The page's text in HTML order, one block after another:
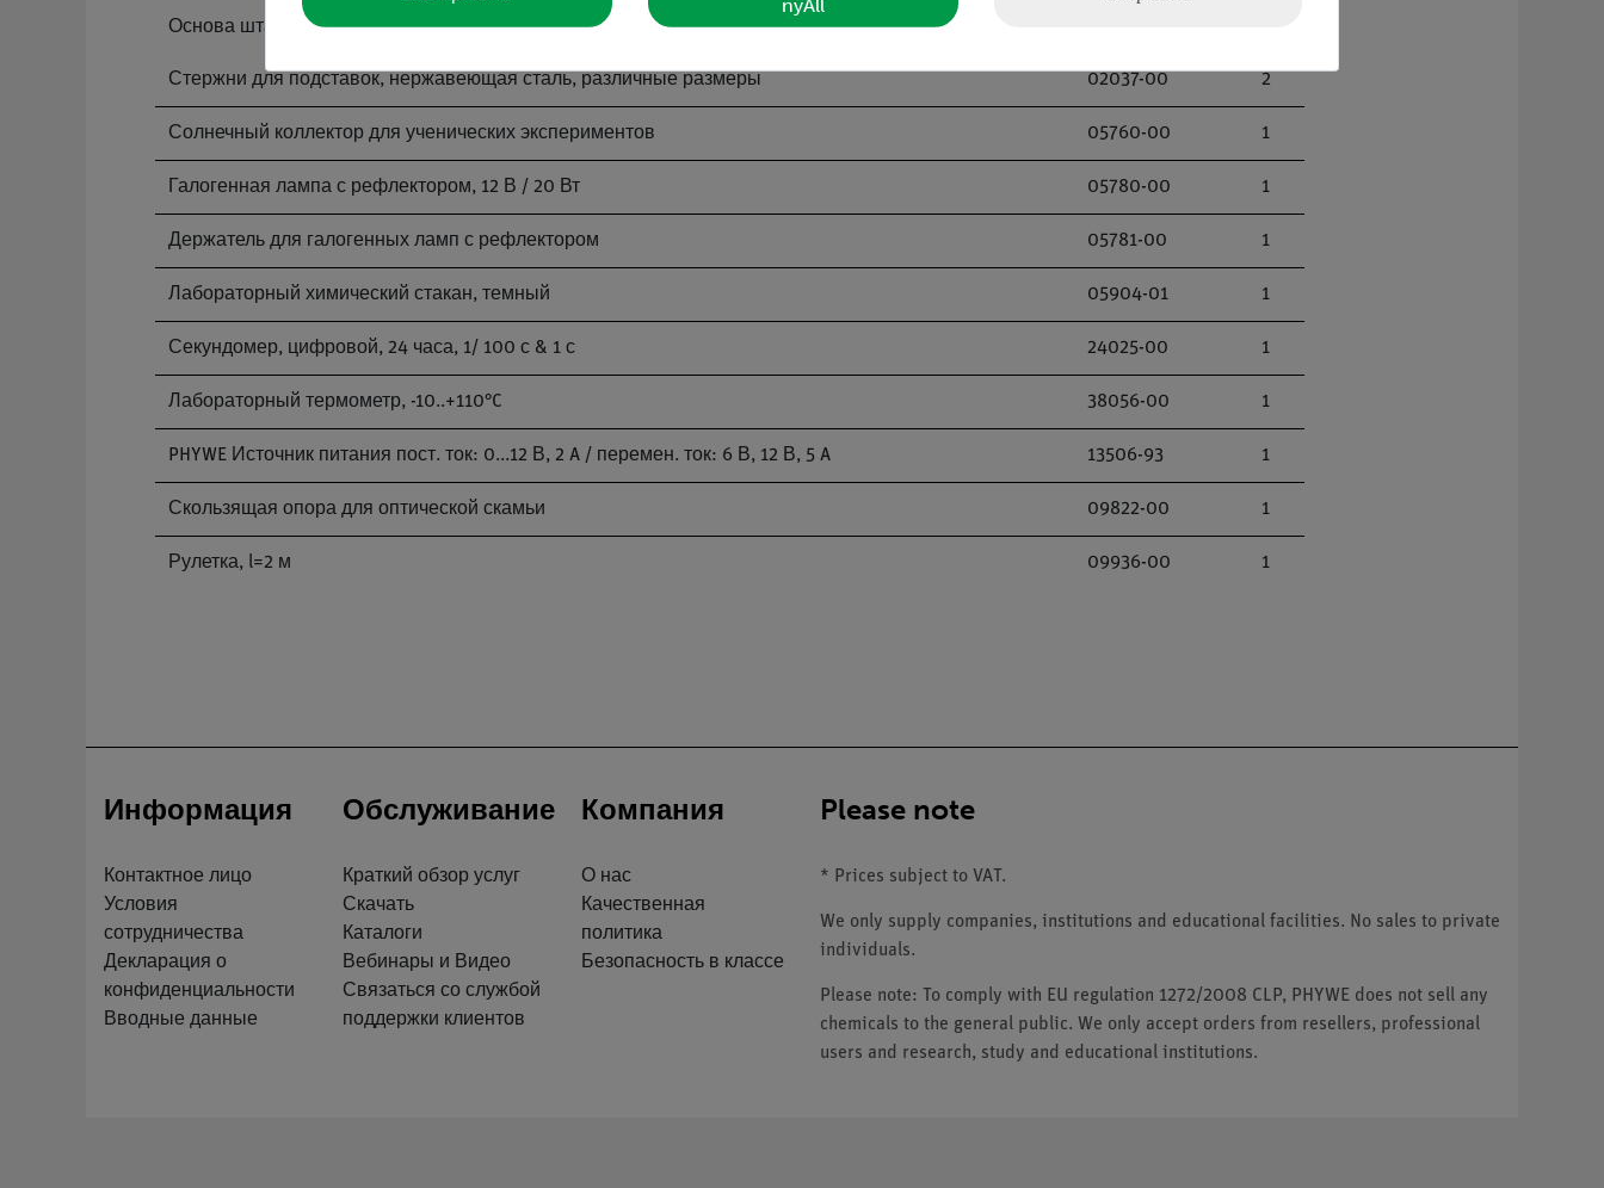
Основа штатива, PHYWE
Стержни для подставок, нержавеющая сталь, различные размеры 02037-00 2
Солнечный коллектор для ученических экспериментов 05760-00 1
Галогенная лампа с рефлектором, 12 В / 20 Вт 05780-00 1
Держатель для галогенных ламп с рефлектором 05781-00 1
Лабораторный химический стакан, темный 05904-01 1
Секундомер, цифровой, 24 часа, 1/ 100 с & 1 с 24025-00 1
Лабораторный термометр, -10..+110°C 38056-00 1
PHYWE Источник питания пост. ток: 0...12 В, 2 A / перемен. ток: 6 В, 12 В, 5 A 13506-93 1
Скользящая опора для оптической скамьи 09822-00 1
Рулетка, l=2 м 09936-00 1
Информация
Контактное лицо
Условия
сотрудничества
Декларация о
конфиденциальности
Вводные данные
Обслуживание
Краткий обзор услуг
Скачать
Каталоги
Вебинары и Видео
Связаться со службой
поддержки клиентов
Компания
О нас
Качественная
политика
Безопасность в классе
Please note
* Prices subject to VAT.
We only supply companies, institutions and educational facilities. No sales to private
individuals.
Please note: To comply with EU regulation 1272/2008 CLP, PHYWE does not sell any
chemicals to the general public. We only accept orders from resellers, professional
users and research, study and educational institutions.